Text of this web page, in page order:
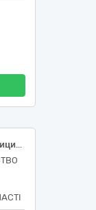
Левоцетиризин, таблетки, по 5 мг; Амоксициліну таблетки/таблетки, що диспергуються по 500 мг; Амоксицилін/клавуланова кислота таблетки, вкриті плівковою оболонкою, по 500 мг/125 мг; Амоксицилін/клавуланова кислота таблетки, вкриті плівковою оболонкою, по 875 мг/125 мг; Амоксициліну таблетки/таблетки, що диспергуються по 250 мг; Хлоропірамін, розчин для ін'єкцій, 20 мг/мл, по 1 мл; Амоксицилін/клавуланова кислота порошок для оральної суспензії 400 мг/57 мг в 5 мл, 70 мл флакон; Вальпроєва кислота, таблетки, по 300 мг; Зуклопентиксол розчин для ін'єкцій 50 мг/мл по 1 мл; Зуклопентиксол розчин для ін'єкцій 200 мг/мл по 1 мл; Ламотриджин, таблетки, по 100 мг; Карбамазепін таблетки по 200 мг; Метилпреднізолон, порошок та розчинник для розчину для ін'єкцій, по 500 мг; Налоксон розчин для ін'єкцій, 0,4 мг/мл по 1 мл; Сальбутамол, розчин для інгаляцій, 2,5 мг/2,5 мл, по 2,5 мл; Норадреналін, концентрат для розчину для інфузій, 2 мг/мл по 8 мл; Панкреатин, Ліполітичних ОД : 8000; Парацетамол суспензія оральна/сироп 120 мг/5мл 100 мл; Метамізолу натрію 500 мг/мл пітофенону гідрохлориду 2 мг/мл фенпіверинію броміду 0,02 мг/мл, розчин для ін'єкцій, по 2 мл; Ондансетрон сироп, 4,0 мг/5 мл, по 50 мл; Ондансетрон таблетки, вкриті оболонкою, по 4 мг; Цефіксим таблетки/капсули по 400 мг; Цитиколін розчин для ін'єкцій 250 мг/мл, ампула по 2 мл; Панкреатин, Ліполітичних ОД : 10000; Цефтриаксон/Сульбактам порошок для розчину для ін'єкцій 1000 мг/500 мг